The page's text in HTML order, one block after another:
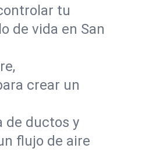
tu
de vida en San
crear un
de ductos y
flujo de aire